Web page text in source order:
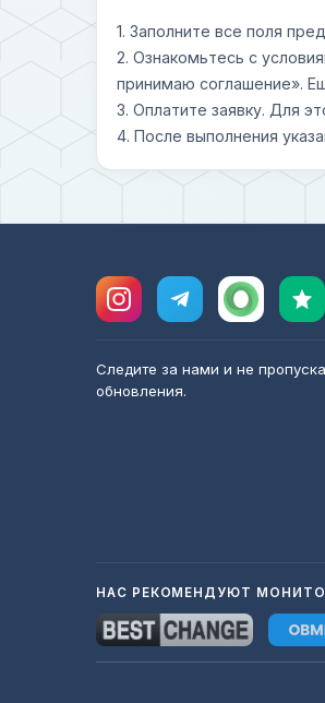
1. Заполните все поля
2. Ознакомьтесь с
принимаю соглашение».
3. Оплатите заявку. Для
4. После выполнения
Следите за нами и не
обновления.
НАС РЕКОМЕНДУЮТ